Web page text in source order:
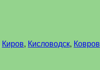
Киров, Кисловодск, Ковров